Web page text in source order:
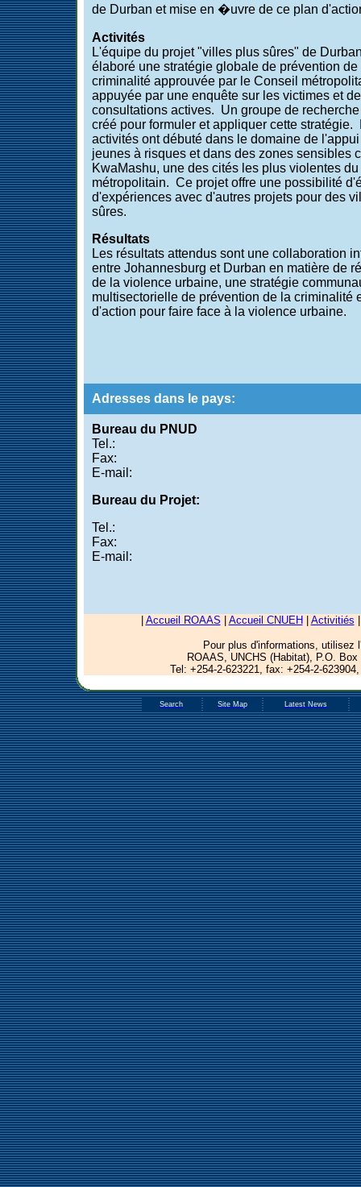
de Durban et mise en �uvre de ce plan
Activités
L'équipe du projet "villes plus sûres" de
élaboré une stratégie globale de prévention de
criminalité approuvée par le Conseil
appuyée par une enquête sur les victimes et
consultations actives. Un groupe de
créé pour formuler et appliquer cette stratégie.
activités ont débuté dans le domaine de
jeunes à risques et dans des zones sensibles
KwaMashu, une des cités les plus violentes
métropolitain. Ce projet offre une possibilité
d'expériences avec d'autres projets pour des
sûres.
Résultats
Les résultats attendus sont une collaboration
entre Johannesburg et Durban en matière de
de la violence urbaine, une stratégie
multisectorielle de prévention de la criminalité
d'action pour faire face à la violence urbaine.
Adresses dans le pays:
Bureau du PNUD
Tel.:
Fax:
E-mail:
Bureau du Projet:
Tel.:
Fax:
E-mail:
Accueil ROAAS Accueil CNUEH Activitiés
Pour plus d'informations,
ROAAS, UNCHS (Habitat), P.O.
Tel: +254-2-623221, fax: +254-2-
Search Site Map Latest News